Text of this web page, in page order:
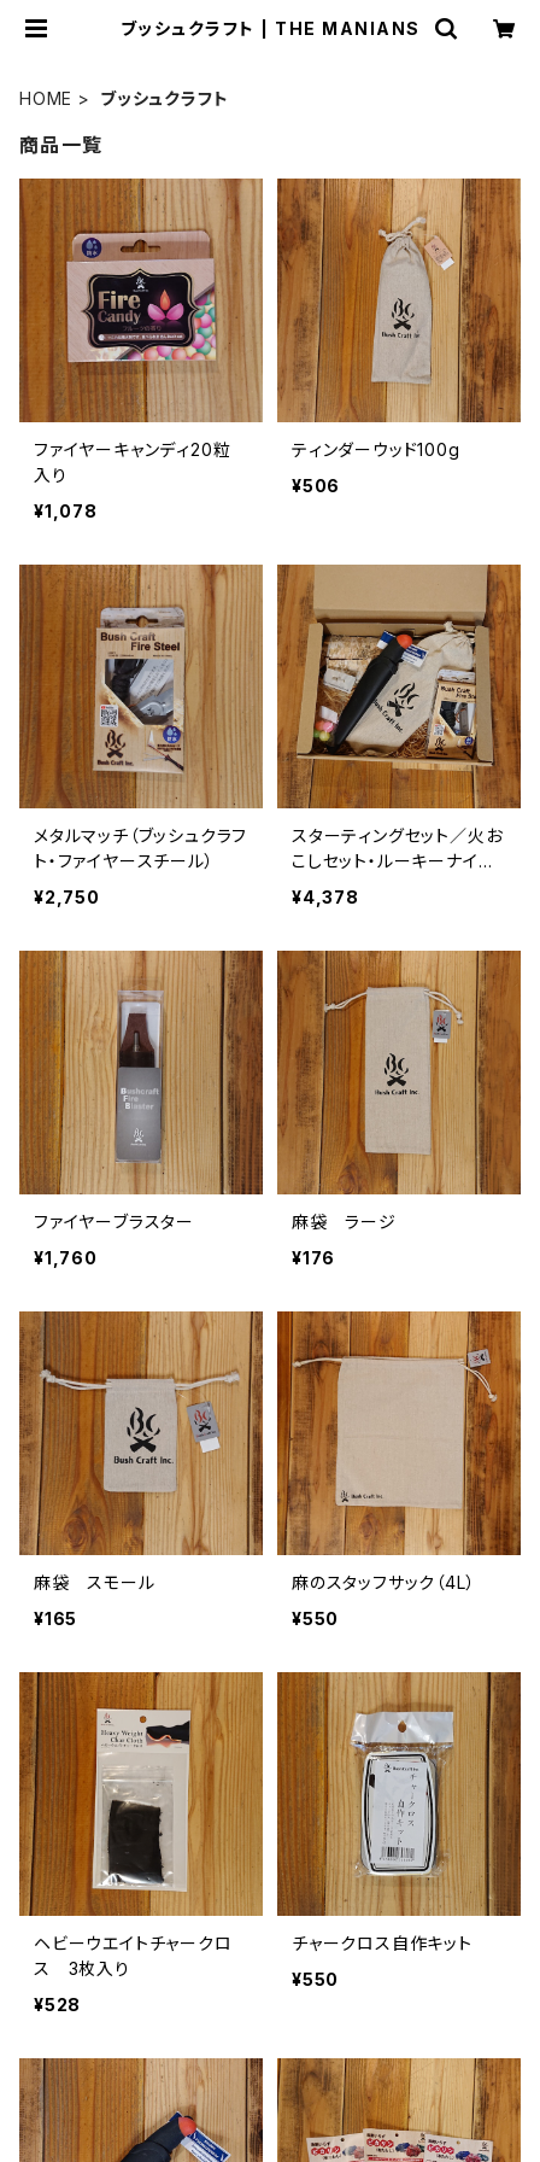
ブッシュクラフト | THE MANIANS
HOME ブッシュクラフト
商品一覧
ファイヤーキャンディ20粒
入り
¥1,078
ティンダーウッド100g
¥506
メタルマッチ（ブッシュクラフ
ト・ファイヤースチール）
¥2,750
スターティングセット／火お
こしセット・ルーキーナイフ
あり
¥4,378
ファイヤーブラスター
¥1,760
麻袋 ラージ
¥176
麻袋 スモール
¥165
麻のスタッフサック（4L）
¥550
ヘビーウエイトチャークロ
ス 3枚入り
¥528
チャークロス自作キット
¥550